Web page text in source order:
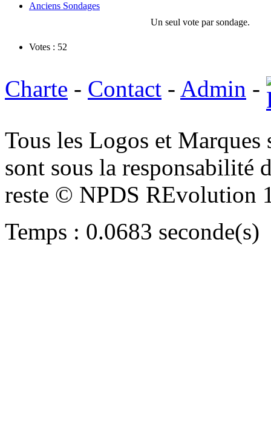
Anciens Sondages
Votes : 52
Un seul vote par sondage.
Charte - Contact - Admin -
Tous les Logos et Marques
sont sous la responsabilité
reste © NPDS REvolution
Temps : 0.0683 seconde(s)